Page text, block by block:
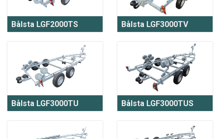
Bålsta LGF2000TS Bålsta LGF3000TV
Bålsta LGF3000TU Bålsta LGF3000TUS